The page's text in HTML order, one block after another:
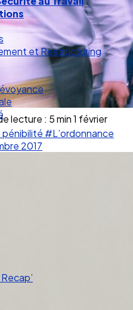
et Restructuring
lecture : 5 min1 février
#L’ordonnance
2017